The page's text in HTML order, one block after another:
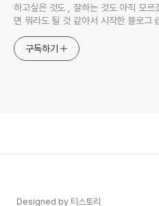
하고싶은 것도 , 잘하는 것도 아직 모르
면 뭐라도 될 것 같아서 시작한 블로그
구독하기
Designed by 티스토리